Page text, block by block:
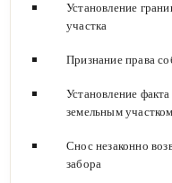
Установление
участка
Признание права
Установление
земельным участком
Снос незаконно
забора